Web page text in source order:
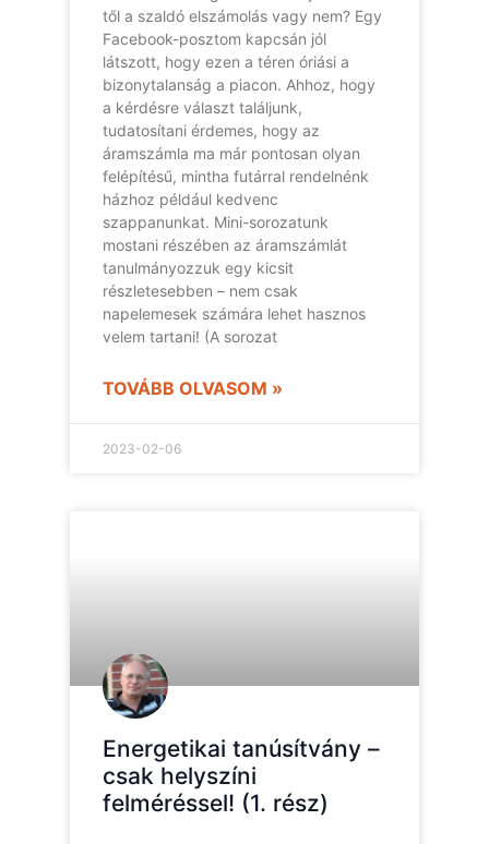
től a szaldó elszámolás vagy nem? Egy
Facebook-posztom kapcsán jól
látszott, hogy ezen a téren óriási a
bizonytalanság a piacon. Ahhoz, hogy
a kérdésre választ találjunk,
tudatosítani érdemes, hogy az
áramszámla ma már pontosan olyan
felépítésű, mintha futárral rendelnénk
házhoz például kedvenc
szappanunkat. Mini-sorozatunk
mostani részében az áramszámlát
tanulmányozzuk egy kicsit
részletesebben – nem csak
napelemesek számára lehet hasznos
velem tartani! (A sorozat
TOVÁBB OLVASOM »
2023-02-06
Energetikai tanúsítvány –
csak helyszíni
felméréssel! (1. rész)